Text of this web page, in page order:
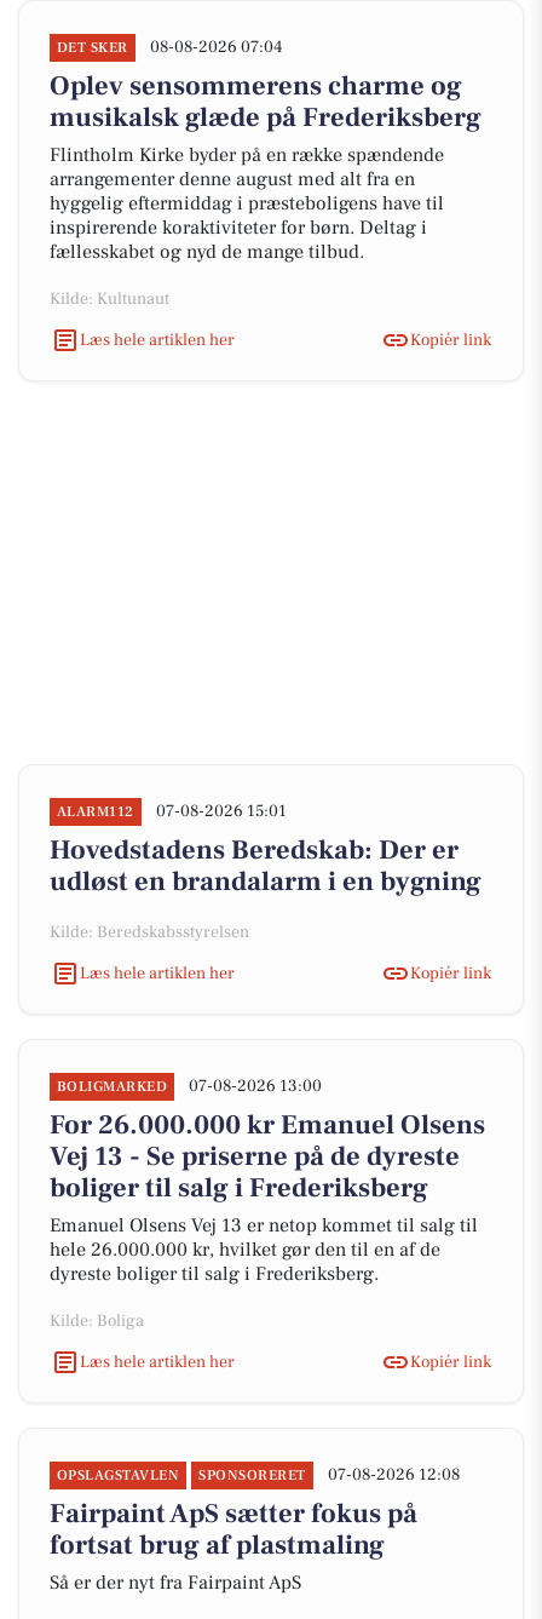
DET SKER 08-08-2026 07:04
Oplev sensommerens charme og
musikalsk glæde på Frederiksberg
Flintholm Kirke byder på en række spændende
arrangementer denne august med alt fra en
hyggelig eftermiddag i præsteboligens have til
inspirerende koraktiviteter for børn. Deltag i
fællesskabet og nyd de mange tilbud.
Kilde: Kultunaut
Læs hele artiklen her
Kopiér link
ALARM112 07-08-2026 15:01
Hovedstadens Beredskab: Der er
udløst en brandalarm i en bygning
Kilde: Beredskabsstyrelsen
Læs hele artiklen her
Kopiér link
BOLIGMARKED 07-08-2026 13:00
For 26.000.000 kr Emanuel Olsens
Vej 13 - Se priserne på de dyreste
boliger til salg i Frederiksberg
Emanuel Olsens Vej 13 er netop kommet til salg til
hele 26.000.000 kr, hvilket gør den til en af de
dyreste boliger til salg i Frederiksberg.
Kilde: Boliga
Læs hele artiklen her
Kopiér link
OPSLAGSTAVLEN SPONSORERET 07-08-2026 12:08
Fairpaint ApS sætter fokus på
fortsat brug af plastmaling
Så er der nyt fra Fairpaint ApS